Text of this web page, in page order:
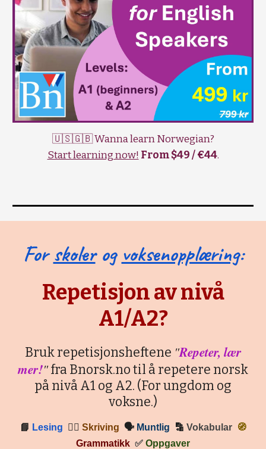
🇺🇸🇬🇧 Wanna learn Norwegian?
Start learning now! From $49 / €44.
Forskolerog voksenopplæring:
Repetisjon av nivå
A1/A2?
Bruk repetisjonsheftene "Repeter, lær
mer!"fra Bnorsk.no til å repetere norsk
på nivå A1 og A2. (For ungdom og
voksne.)
📘 Lesing ✍🏼 Skriving 🗣 Muntlig 🔡 Vokabular
🧭
Grammatikk ✅ Oppgaver